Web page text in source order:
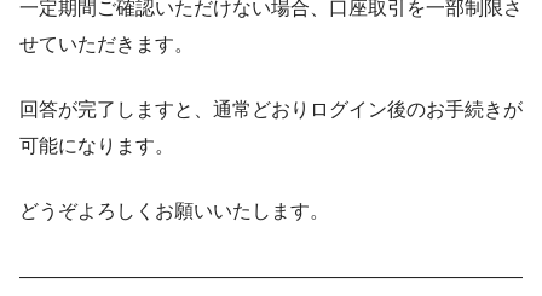
一定期間ご確認いただけない場合、口座取引を一部制限さ
せていただきます。
回答が完了しますと、通常どおりログイン後のお手続きが
可能になります。
どうぞよろしくお願いいたします。
——————————————————————————